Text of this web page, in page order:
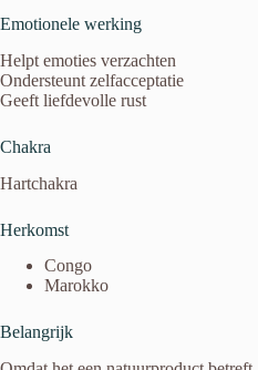
Emotionele werking
Helpt emoties verzachten
Ondersteunt zelfacceptatie
Geeft liefdevolle rust
Chakra
Hartchakra
Herkomst
Congo
Marokko
Belangrijk